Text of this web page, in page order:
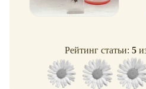
Рейтинг статьи: 5